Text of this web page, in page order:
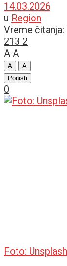
14.03.2026
u Region
Vreme
213 2
A A
A
A
Poništi
0
Foto: Unsplash